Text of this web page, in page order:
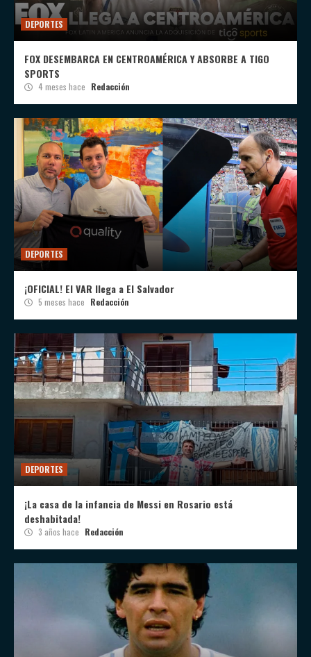
DEPORTES
FOX DESEMBARCA EN CENTROAMÉRICA Y ABSORBE A TIGO
SPORTS
4 meses hace Redacción
DEPORTES
¡OFICIAL! El VAR llega a El Salvador
5 meses hace Redacción
DEPORTES
¡La casa de la infancia de Messi en Rosario está
deshabitada!
3 años hace Redacción